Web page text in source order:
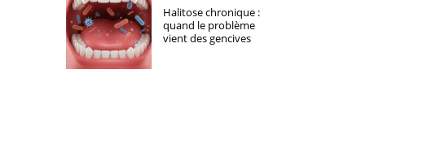
Halitose chronique :
quand le problème
vient des gencives